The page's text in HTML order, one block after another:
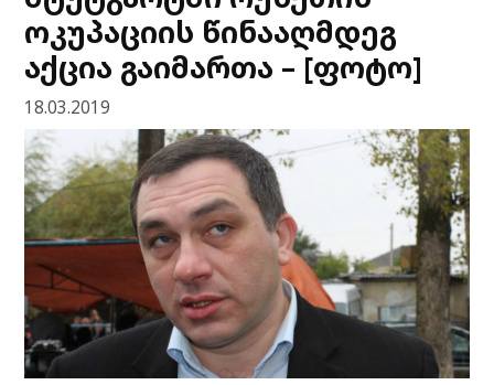
ოკუპაციის წინააღმდეგ
აქცია გაიმართა – [ფოტო]
18.03.2019